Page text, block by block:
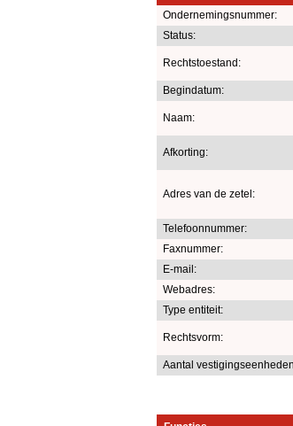
Ondernemingsnummer:
Status:
Rechtstoestand:
Begindatum:
Naam:
Afkorting:
Adres van de zetel:
Telefoonnummer:
Faxnummer:
E-mail:
Webadres:
Type entiteit:
Rechtsvorm:
Aantal